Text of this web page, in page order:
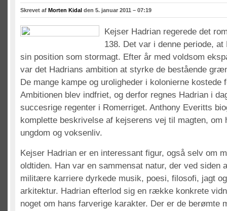
Skrevet af Morten Kidal den 5. januar 2011 – 07:19
Kejser Hadrian regerede det
138. Det var i denne periode, at
sin position som stormagt. Efter år med voldsom
var det Hadrians ambition at styrke de bestående
De mange kampe og uroligheder i kolonierne kostede
Ambitionen blev indfriet, og derfor regnes Hadrian i
succesrige regenter i Romerriget. Anthony Everitts
komplette beskrivelse af kejserens vej til magten,
ungdom og voksenliv.
Kejser Hadrian er en interessant figur, også selv om
oldtiden. Han var en sammensat natur, der ved siden
militære karriere dyrkede musik, poesi, filosofi, jagt
arkitektur. Hadrian efterlod sig en række konkrete
noget om hans farverige karakter. Der er de berømte